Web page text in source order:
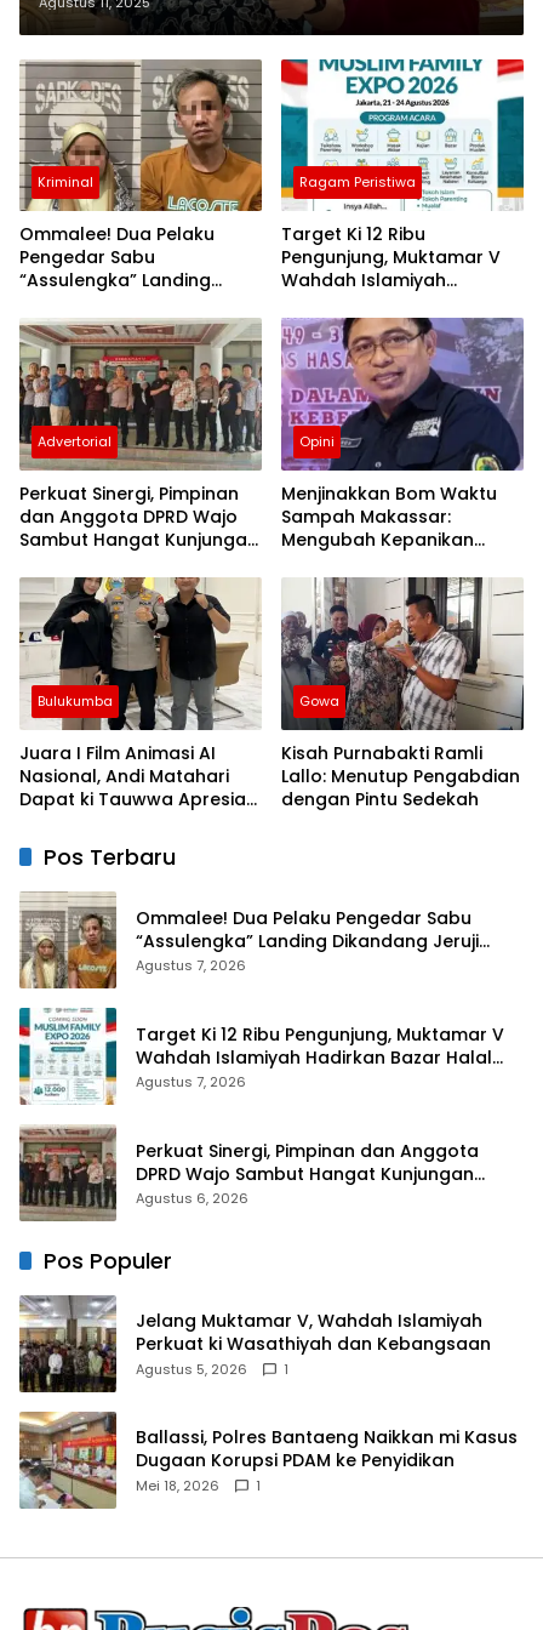
Kriminal
Ommalee! Dua Pelaku
Pengedar Sabu
“Assulengka” Landing
Ragam Peristiwa
Target Ki 12 Ribu
Pengunjung, Muktamar V
Wahdah Islamiyah
Muslim Family Expo 2026
Advertorial
Perkuat Sinergi, Pimpinan
dan Anggota DPRD Wajo
Sambut Hangat Kunjungan
yang Baru
Opini
Menjinakkan Bom Waktu
Sampah Makassar:
Mengubah Kepanikan
Berbasis RT
Bulukumba
Juara I Film Animasi AI
Nasional, Andi Matahari
Dapat ki Tauwwa Apresiasi
Gowa
Kisah Purnabakti Ramli
Lallo: Menutup Pengabdian
dengan Pintu Sedekah
Pos Terbaru
Ommalee! Dua Pelaku Pengedar Sabu
“Assulengka” Landing Dikandang Jeruji
Polisi
Agustus 7, 2026
Target Ki 12 Ribu Pengunjung, Muktamar V
Wahdah Islamiyah Hadirkan Bazar Halal
dan Muslim Family Expo 2026
Agustus 7, 2026
Perkuat Sinergi, Pimpinan dan Anggota
DPRD Wajo Sambut Hangat Kunjungan
Silaturahmi Kapolres Wajo yang Baru
Agustus 6, 2026
Pos Populer
Jelang Muktamar V, Wahdah Islamiyah
Perkuat ki Wasathiyah dan Kebangsaan
Agustus 5, 2026 1
Ballassi, Polres Bantaeng Naikkan mi Kasus
Dugaan Korupsi PDAM ke Penyidikan
Mei 18, 2026 1